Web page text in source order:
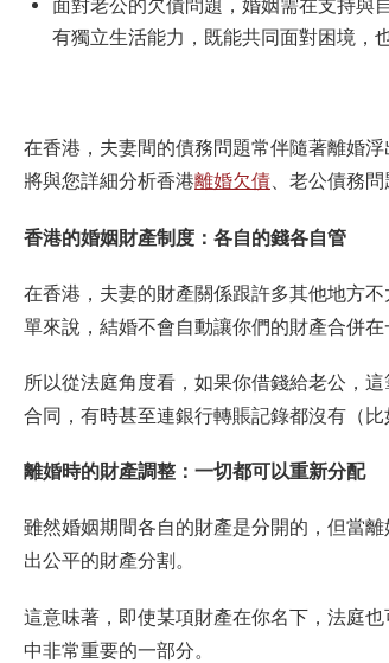
面對老公的欠債問題，婚姻需在支持與
有獨立生活能力，既能共同面對困境，
在香港，夫妻間的債務問題常伴隨著離婚
將與您詳細分析香港離婚欠債、老公債務問
香港的婚姻財產制度：各自的錢各自管
在香港，夫妻的財產關係跟許多其他地方
單來說，結婚不會自動讓你們的財產合併在
所以從法庭角度看，如果你借錢給老公，
合同，有時甚至連銀行轉賬記錄都沒有（
離婚時的財產調整：一切都可以重新分配
雖然婚姻期間各自的財產是分開的，但當
出公平的財產分割。
這意味著，即使某項財產在你名下，法庭
中非常重要的一部分。